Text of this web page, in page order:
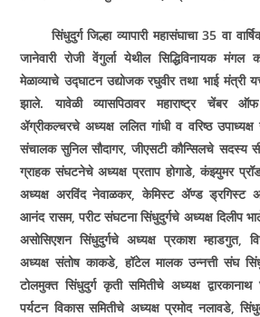
सिंधुदुर्ग जिल्हा व्यापारी महासंघाचा 35 वा
जानेवारी रोजी वेंगुर्ला येथील सिद्धिविनायक मंगल
मेळाव्याचे उद्घाटन उद्योजक रघुवीर तथा भाई मंत्री
झाले. यावेळी व्यासपिठावर महाराष्ट्र चेंबर
ॲग्रीकल्चरचे अध्यक्ष ललित गांधी व वरिष्ठ
संचालक सुनिल सौदागर, जीएसटी कौन्सिलचे सदस्य
ग्राहक संघटनेचे अध्यक्ष प्रताप होगाडे, कंझ्युमर
अध्यक्ष अरविंद नेवाळकर, केमिस्ट ॲण्ड ड्रगिस्ट
आनंद रासम, परीट संघटना सिंधुदुर्गचे अध्यक्ष दिलीप
असोसिएशन सिंधुदुर्गचे अध्यक्ष प्रकाश म्हाडगुत,
अध्यक्ष संतोष काकडे, हॉटेल मालक उन्नत्ती संघ
टोलमुक्त सिंधुदुर्ग कृती समितीचे अध्यक्ष द्वारकानाथ
पर्यटन विकास समितीचे अध्यक्ष प्रमोद नलावडे,